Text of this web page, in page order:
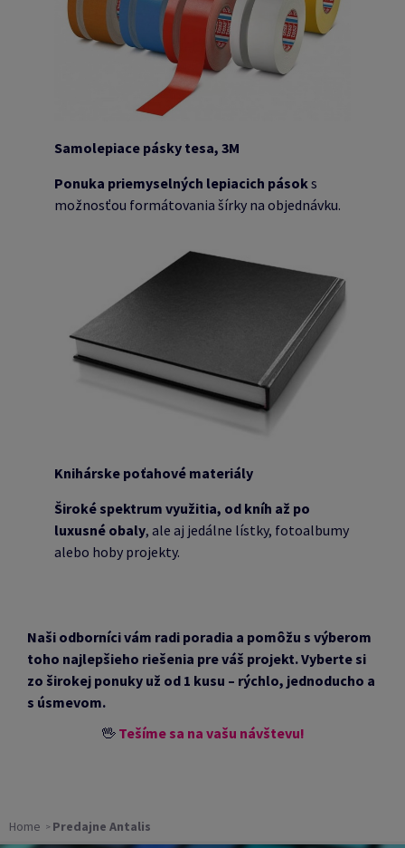
Samolepiace pásky tesa, 3M
Ponuka priemyselných lepiacich pásoks
možnosťou formátovania šírky na objednávku.
Knihárske poťahové materiály
Široké spektrum využitia, od kníh až po
luxusné obaly, ale aj jedálne lístky, fotoalbumy
alebo hoby projekty.
Naši odborníci vám radi poradia a pomôžu s výberom
toho najlepšieho riešenia pre váš projekt. Vyberte si
zo širokej ponuky už od 1 kusu – rýchlo, jednoducho a
s úsmevom.
🖖 Tešíme sa na vašu návštevu!
Home Predajne Antalis